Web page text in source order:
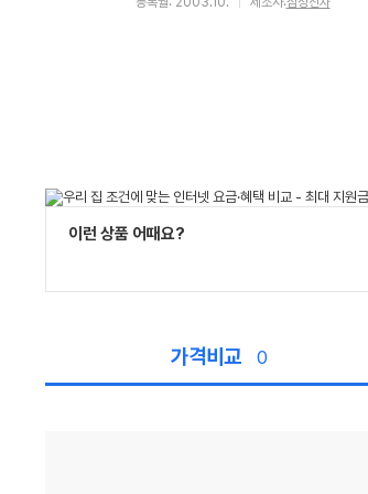
이런 상품 어때요?
가격비교 0